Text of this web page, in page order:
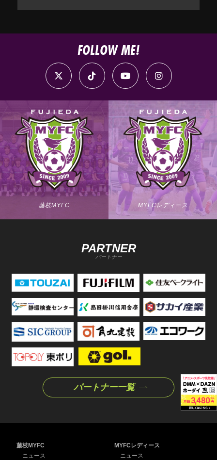
FOLLOW ME!
藤枝MYFC MYFCレディース
PARTNER
パートナー
パートナー一覧
藤枝MYFC
ニュース
MYFCレディース
ニュース